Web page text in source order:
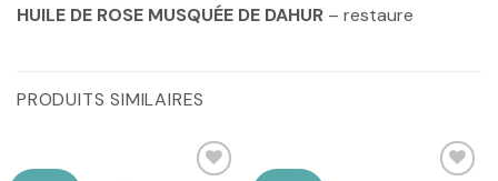
HUILE DE ROSE MUSQUÉE DE DAHUR – restaure
PRODUITS SIMILAIRES